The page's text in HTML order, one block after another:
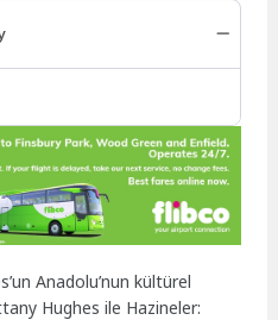
Anadolu’nun kültürel
Hughes ile Hazineler: